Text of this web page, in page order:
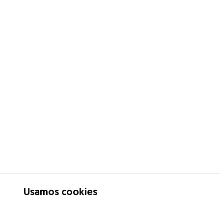
Usamos cookies